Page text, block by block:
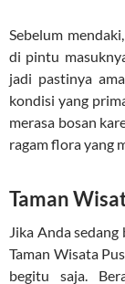
Sebelum
di pintu
jadi pastinya
kondisi yang
merasa bosan
ragam flora yang
Taman
Jika Anda
Taman Wisata
begitu saja.